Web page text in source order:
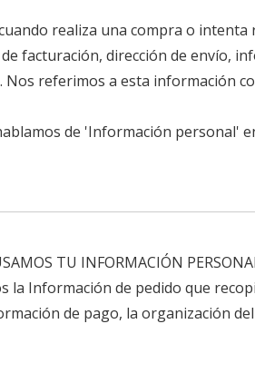
realiza una compra o
facturación, dirección de envío,
Nos referimos a esta información
de 'Información personal'
TU INFORMACIÓN
la Información de pedido que
de pago, la organización